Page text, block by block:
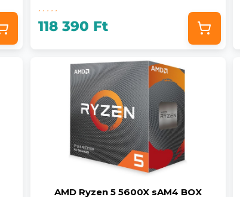
118 390 Ft
AMD Ryzen 5 5600X sAM4 BOX